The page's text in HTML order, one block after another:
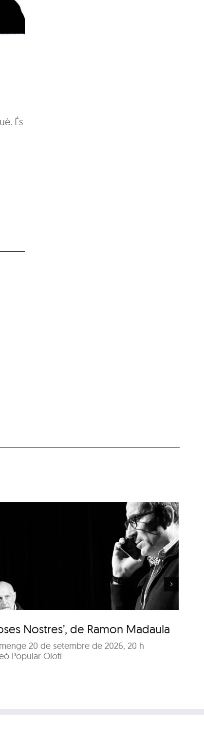
És
Nostres’, de Ramon Madaula
20 de setembre de 2026, 20 h
Popular Olotí
‘Coses Nostres’, de
Ramon Madaula